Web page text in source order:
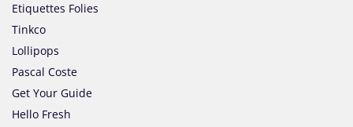
Etiquettes Folies
Tinkco
Lollipops
Pascal Coste
Get Your Guide
Hello Fresh